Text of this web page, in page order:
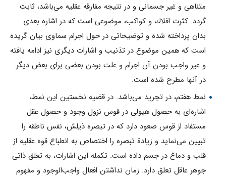
متناهى و غير جسمانى و در نتيجه مفارقه عقليه مى‌باشد، ثابت
گردد. كثرت افلاك و كواكب، موضوعى است كه در اشاره بعدى
بدان پرداخته شده و توضيحاتى در حول اجرام سماوى بيان گريده
است كه همين موضوع در تذنيب و اشارات ديگرى نيز ادامه يافته
و غير واجب بودن آن اجرام و علت بودن بعضى برای بعض ديگر
در آنها مطرح شده است.
نمط هفتم، در تجريد مى‌باشد. در قضيه نخستين اين نمط،
اشاره‌اى به حصول هيولى در قوس نزول وجود و حصول عقل
مستفاد از قوس صعود دارد كه در تبصره ذيلش، نفس ناطقه را
تبيين مى‌نمايد و زيادة تبصره را اختصاص به انطباع قوه عقليه از
قلب و دماغ در جسم داده است. تكمله اين اشارات، به تعلق ذاتى
جوهر عاقل تعلق دارد. زمان نداشتن افعال واجب‌الوجود و مفهوم